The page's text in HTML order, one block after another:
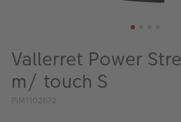
Kampanjer
Merker
Vallerret Power
m/ touch S
PIM1102672